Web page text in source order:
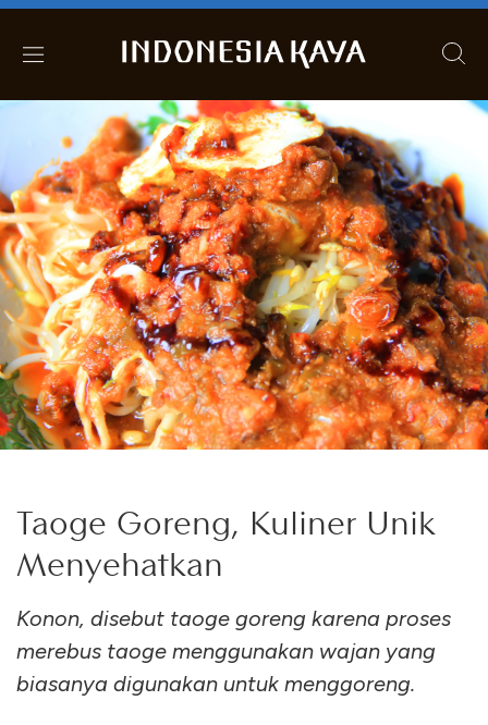
Taoge Goreng, Kuliner Unik
Menyehatkan
Konon, disebut taoge goreng karena proses
merebus taoge menggunakan wajan yang
biasanya digunakan untuk menggoreng.